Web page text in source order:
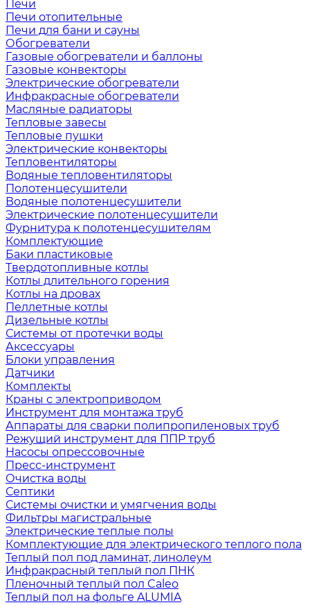
Печи
Печи отопительные
Печи для бани и сауны
Обогреватели
Газовые обогреватели и баллоны
Газовые конвекторы
Электрические обогреватели
Инфракрасные обогреватели
Масляные радиаторы
Тепловые завесы
Тепловые пушки
Электрические конвекторы
Тепловентиляторы
Водяные тепловентиляторы
Полотенцесушители
Водяные полотенцесушители
Электрические полотенцесушители
Фурнитура к полотенцесушителям
Комплектующие
Баки пластиковые
Твердотопливные котлы
Котлы длительного горения
Котлы на дровах
Пеллетные котлы
Дизельные котлы
Системы от протечки воды
Аксессуары
Блоки управления
Датчики
Комплекты
Краны с электроприводом
Инструмент для монтажа труб
Аппараты для сварки полипропиленовых труб
Режущий инструмент для ППР труб
Насосы опрессовочные
Пресс-инструмент
Очистка воды
Септики
Системы очистки и умягчения воды
Фильтры магистральные
Электрические теплые полы
Комплектующие для электрического теплого пола
Теплый пол под ламинат, линолеум
Инфракрасный теплый пол ПНК
Пленочный теплый пол Caleo
Теплый пол на фольге ALUMIA